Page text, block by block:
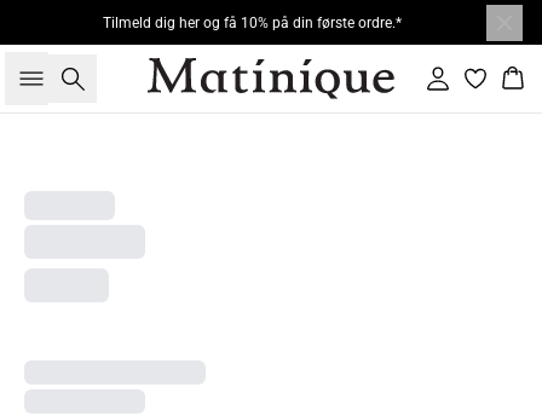
Tilmeld dig her og få 10% på din første ordre.*
Søg Log ind